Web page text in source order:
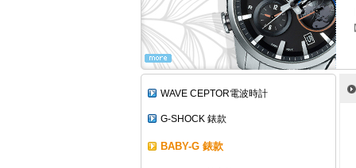
WAVE CEPTOR電波時計
G-SHOCK 錶款
BABY-G 錶款